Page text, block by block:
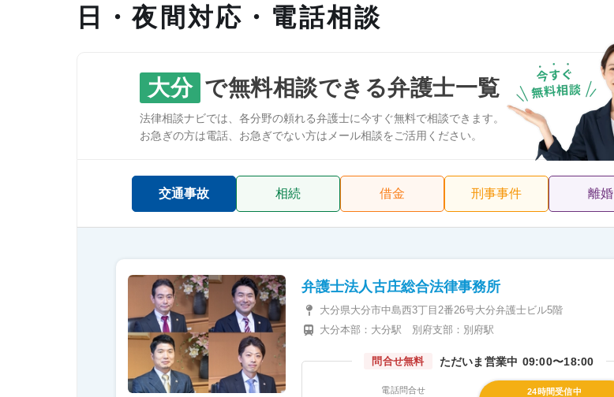
日・夜間対応・電話相談
大分 で無料相談できる弁護士一覧
法律相談ナビでは、各分野の頼れる弁護士に今すぐ無料で相談できます。
お急ぎの方は電話、お急ぎでない方はメール相談をご活用ください。
交通事故 相続 借金 刑事事件 離婚
弁護士法人古庄総合法律事務所
大分県大分市中島西3丁目2番26号大分弁護士ビル5階
大分本部：大分駅 別府支部：別府駅
問合せ無料 ただいま営業中 09:00〜18:00
電話問合せ 24時間受信中